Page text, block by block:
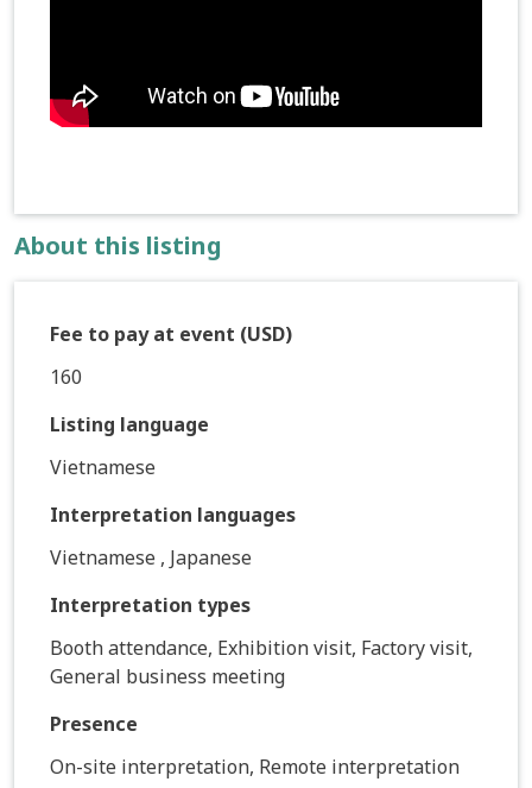
About this listing
Fee to pay at event (USD)
160
Listing language
Vietnamese
Interpretation languages
Vietnamese , Japanese
Interpretation types
Booth attendance, Exhibition visit, Factory visit,
General business meeting
Presence
On-site interpretation, Remote interpretation